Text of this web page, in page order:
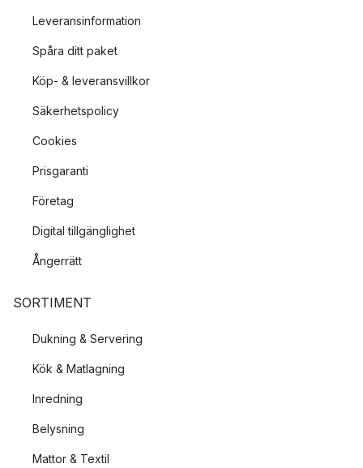
Leveransinformation
Spåra ditt paket
Köp- & leveransvillkor
Säkerhetspolicy
Cookies
Prisgaranti
Företag
Digital tillgänglighet
Ångerrätt
SORTIMENT
Dukning & Servering
Kök & Matlagning
Inredning
Belysning
Mattor & Textil